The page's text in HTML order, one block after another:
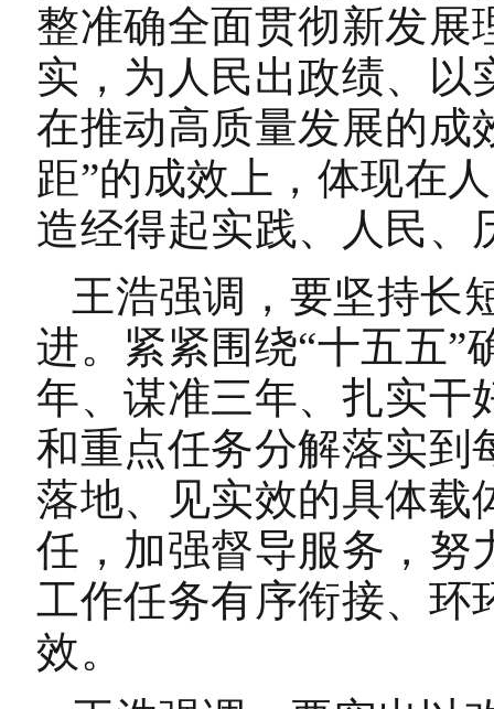
整准确全面贯彻新发展
实，为人民出政绩、以
在推动高质量发展的成
距”的成效上，体现在
造经得起实践、人民、
王浩强调，要坚持长
进。紧紧围绕“十五五”
年、谋准三年、扎实干
和重点任务分解落实到
落地、见实效的具体载
任，加强督导服务，努
工作任务有序衔接、环
效。